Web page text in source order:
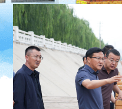
市领导调研督
展巡河
王国斌主持召